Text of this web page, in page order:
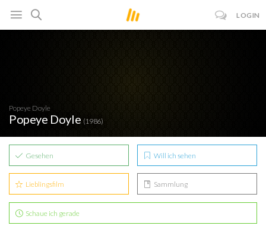
LOGIN
Popeye Doyle
Popeye Doyle (1986)
Gesehen Will ich sehen
Lieblingsfilm Sammlung
Schaue ich gerade